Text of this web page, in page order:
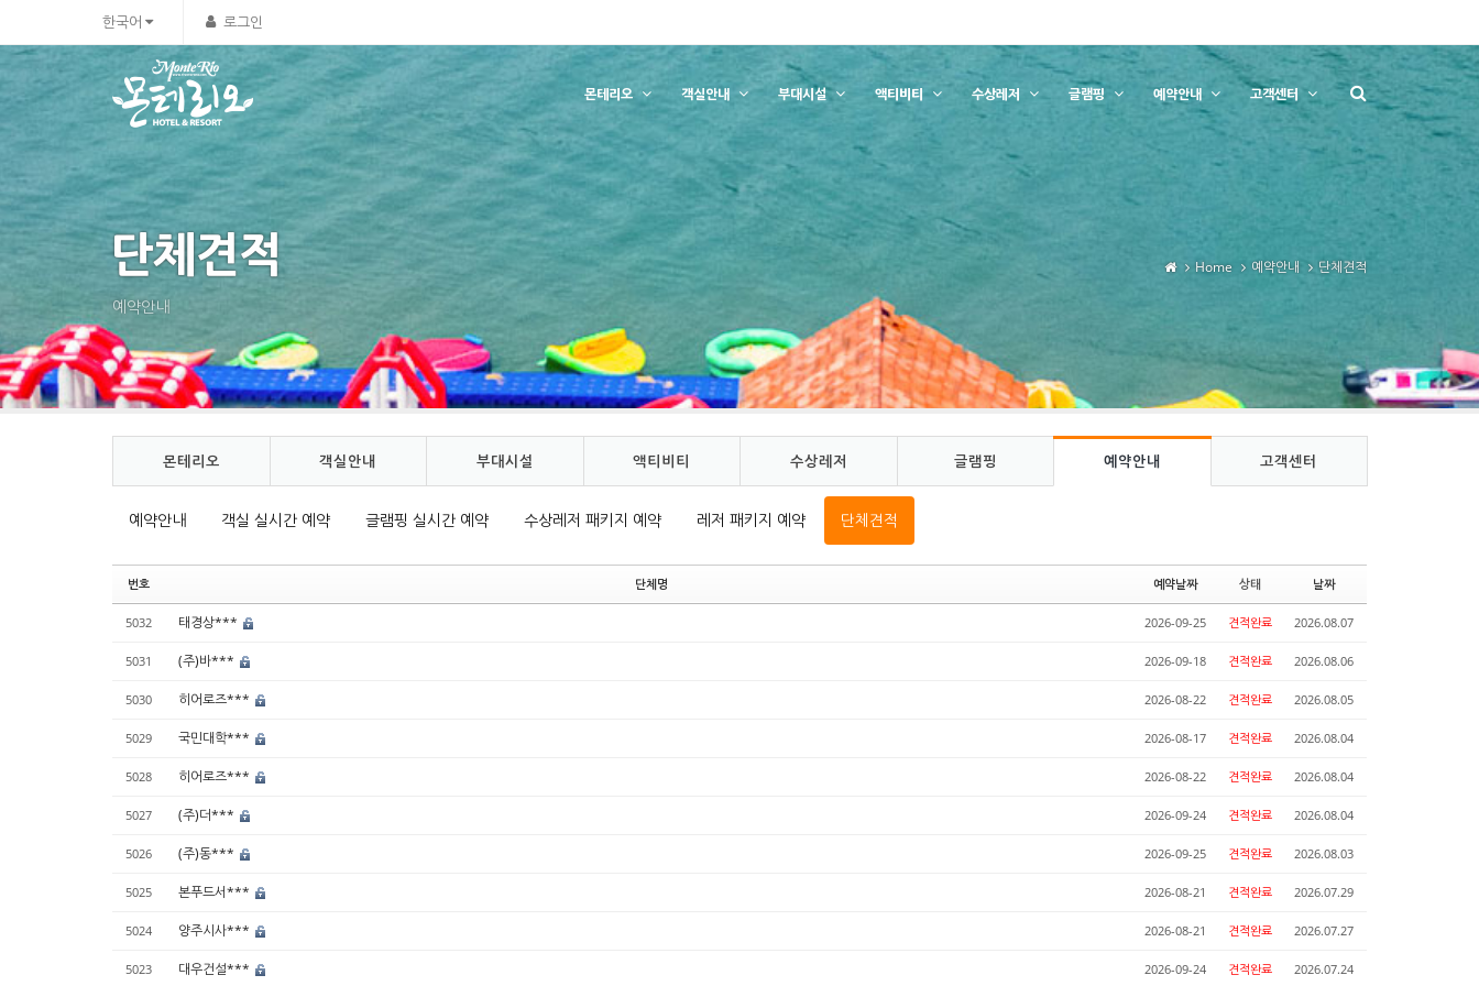
한국어 로그인
몬테리오 객실안내 부대시설 액티비티 수상레저 글램핑 예약안내 고객센터
단체견적
예약안내
Home 예약안내 단체견적
몬테리오 객실안내 부대시설 액티비티 수상레저 글램핑 예약안내 고객센터
예약안내 객실 실시간 예약 글램핑 실시간 예약 수상레저 패키지 예약 레저 패키지 예약 단체견적
번호 단체명 예약날짜 상태 날짜
5032 태경상*** 2026-09-25 견적완료 2026.08.07
5031 (주)바*** 2026-09-18 견적완료 2026.08.06
5030 히어로즈*** 2026-08-22 견적완료 2026.08.05
5029 국민대학*** 2026-08-17 견적완료 2026.08.04
5028 히어로즈*** 2026-08-22 견적완료 2026.08.04
5027 (주)더*** 2026-09-24 견적완료 2026.08.04
5026 (주)동*** 2026-09-25 견적완료 2026.08.03
5025 본푸드서*** 2026-08-21 견적완료 2026.07.29
5024 양주시사*** 2026-08-21 견적완료 2026.07.27
5023 대우건설*** 2026-09-24 견적완료 2026.07.24
Sketchbook5, 스케치북5